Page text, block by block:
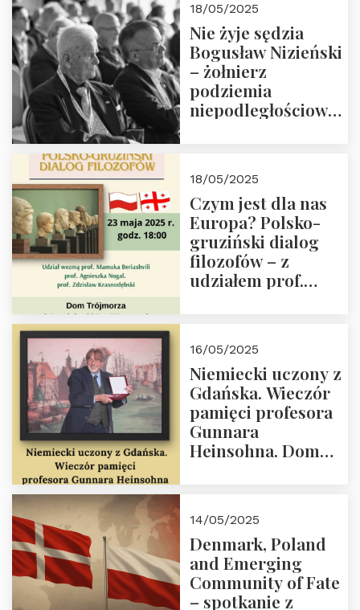
18/05/2025
Nie żyje sędzia
Bogusław Nizieński
– żołnierz
podziemia
niepodległościowego
społeczny, członek
Kapituły Nagrody
im. Prezydenta
Lecha
Kaczyńskiego.
Wielki autorytet.
18/05/2025
Czym jest dla nas
Europa? Polsko-
gruziński dialog
filozofów – z
udziałem prof.
Dom Trójmorza 23
maja 2025 r. godz.
18:00.
16/05/2025
Niemiecki uczony z
Gdańska. Wieczór
pamięci profesora
Gunnara
Heinsohna. Dom
14/05/2025
Denmark, Poland
and Emerging
Community of Fate
– spotkanie z